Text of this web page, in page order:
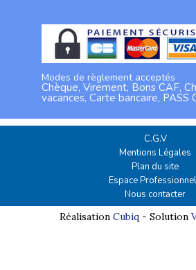
Modes de règlement acceptés
Chèque, Virement, Bons CAF,
vacances, Carte bancaire, PASS
C.G.V
Mentions Légales
Plan du site
Espace
Nous contacter
Réalisation Cubiq- Solution